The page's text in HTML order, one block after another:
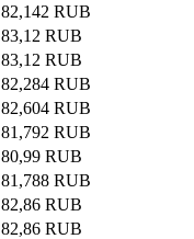
82,142 RUB
83,12 RUB
83,12 RUB
82,284 RUB
82,604 RUB
81,792 RUB
80,99 RUB
81,788 RUB
82,86 RUB
82,86 RUB